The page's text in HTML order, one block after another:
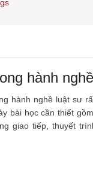
hành
hành nghề luật sư
bài học cần thiết
giao tiếp, thuyết